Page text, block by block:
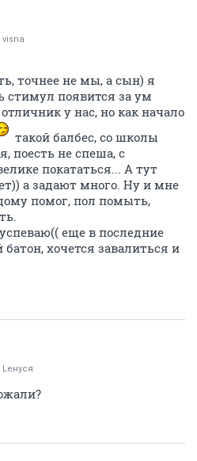
visna
точнее не мы, а сын) я
стимул появится за ум
у нас, но как начало
такой балбес, со школы
поесть не спеша, с
покататься... А тут
а задают много. Ну и мне
помог, пол помыть,
еще в последние
хочется завалиться и
Lенуся